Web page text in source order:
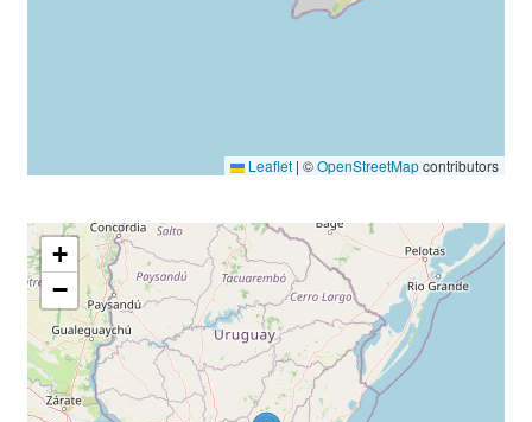
Leaflet | ©OpenStreetMapcontributors
+
−